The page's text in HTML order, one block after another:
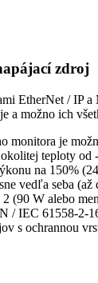
zdroj
EtherNet / IP
a možno ich
monitora je
teploty od
na 150%
vedľa seba (až
(90 W alebo
/ IEC 61558-2-
s ochrannou